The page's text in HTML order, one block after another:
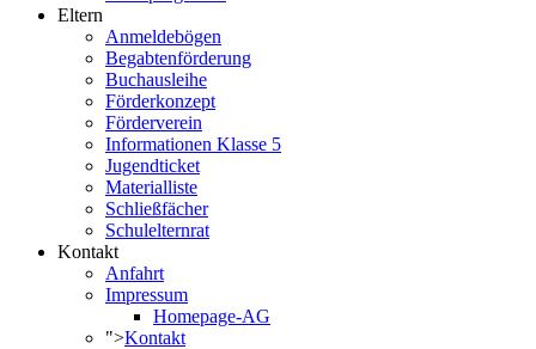
Eltern
Anmeldebögen
Begabtenförderung
Buchausleihe
Förderkonzept
Förderverein
Informationen Klasse 5
Jugendticket
Materialliste
Schließfächer
Schulelternrat
Kontakt
Anfahrt
Impressum
Homepage-AG
">Kontakt